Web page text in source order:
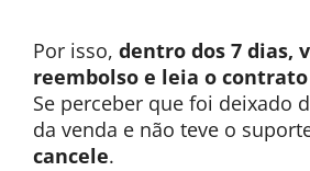
Por isso, dentro dos 7 dias,
reembolso e leia o
Se perceber que foi deixado
da venda e não teve o
cancele.